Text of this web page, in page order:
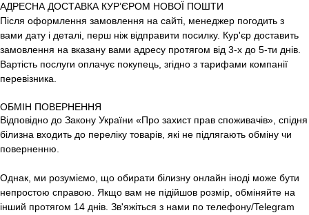
АДРЕСНА ДОСТАВКА КУР’ЄРОМ НОВОЇ ПОШТИ
Після оформлення замовлення на сайті, менеджер погодить з
вами дату і деталі, перш ніж відправити посилку. Кур'єр доставить
замовлення на вказану вами адресу протягом від 3-х до 5-ти днів.
Вартість послуги оплачує покупець, згідно з тарифами компанії
перевізника.
ОБМІН ПОВЕРНЕННЯ
Відповідно до Закону України «Про захист прав споживачів», спідня
білизна входить до переліку товарів, які не підлягають обміну чи
поверненню.
Однак, ми розуміємо, що обирати білизну онлайн іноді може бути
непростою справою. Якщо вам не підійшов розмір, обміняйте на
інший протягом 14 днів. Зв'яжіться з нами по телефону/Telegram